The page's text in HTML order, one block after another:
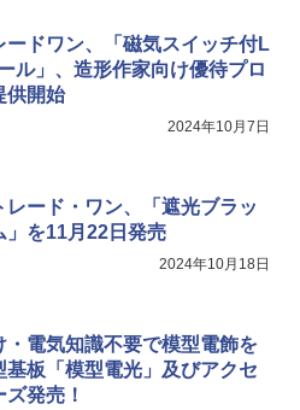
ードワン、「磁気スイッチ付L
ル」、造形作家向け優待プロ
供開始
2024年10月7日
レード・ワン、「遮光ブラッ
」を11月22日発売
2024年10月18日
・電気知識不要で模型電飾を
基板「模型電光」及びアクセ
発売！